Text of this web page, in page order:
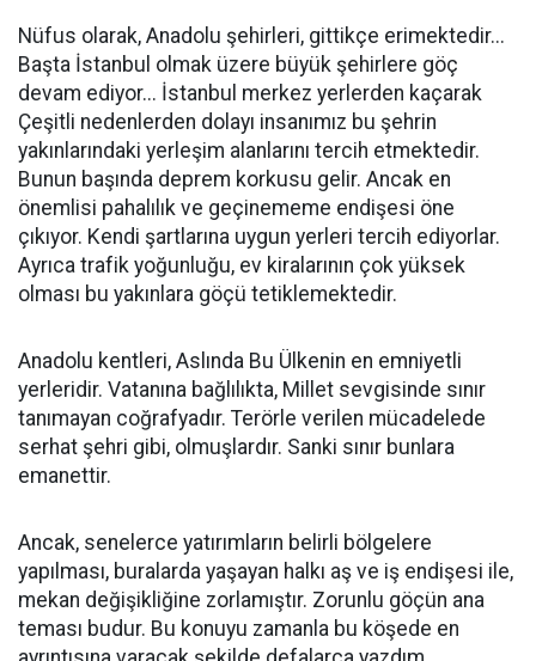
Nüfus olarak, Anadolu şehirleri, gittikçe erimektedir...
Başta İstanbul olmak üzere büyük şehirlere göç
devam ediyor... İstanbul merkez yerlerden kaçarak
Çeşitli nedenlerden dolayı insanımız bu şehrin
yakınlarındaki yerleşim alanlarını tercih etmektedir.
Bunun başında deprem korkusu gelir. Ancak en
önemlisi pahalılık ve geçinememe endişesi öne
çıkıyor. Kendi şartlarına uygun yerleri tercih ediyorlar.
Ayrıca trafik yoğunluğu, ev kiralarının çok yüksek
olması bu yakınlara göçü tetiklemektedir.
Anadolu kentleri, Aslında Bu Ülkenin en emniyetli
yerleridir. Vatanına bağlılıkta, Millet sevgisinde sınır
tanımayan coğrafyadır. Terörle verilen mücadelede
serhat şehri gibi, olmuşlardır. Sanki sınır bunlara
emanettir.
Ancak, senelerce yatırımların belirli bölgelere
yapılması, buralarda yaşayan halkı aş ve iş endişesi ile,
mekan değişikliğine zorlamıştır. Zorunlu göçün ana
teması budur. Bu konuyu zamanla bu köşede en